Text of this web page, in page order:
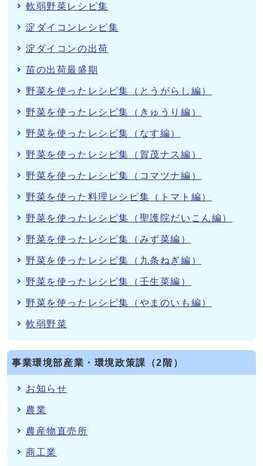
軟弱野菜レシピ集
淀ダイコンレシピ集
淀ダイコンの出荷
苗の出荷最盛期
野菜を使ったレシピ集（とうがらし編）
野菜を使ったレシピ集（きゅうり編）
野菜を使ったレシピ集（なす編）
野菜を使ったレシピ集（賀茂ナス編）
野菜を使ったレシピ集（コマツナ編）
野菜を使った料理レシピ集（トマト編）
野菜を使ったレシピ集（聖護院だいこん編）
野菜を使ったレシピ集（みず菜編）
野菜を使ったレシピ集（九条ねぎ編）
野菜を使ったレシピ集（壬生菜編）
野菜を使ったレシピ集（やまのいも編）
軟弱野菜
事業環境部産業・環境政策課（2階）
お知らせ
農業
農産物直売所
商工業